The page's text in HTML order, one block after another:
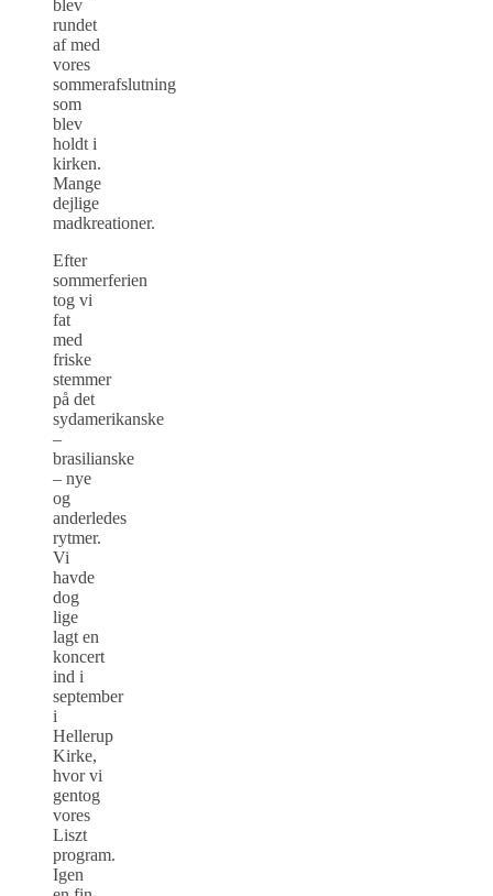
blev
rundet
af med
vores
sommerafslutning
som
blev
holdt i
kirken.
Mange
dejlige
madkreationer.
Efter
sommerferien
tog vi
fat
med
friske
stemmer
på det
sydamerikanske
–
brasilianske
– nye
og
anderledes
rytmer.
Vi
havde
dog
lige
lagt en
koncert
ind i
september
i
Hellerup
Kirke,
hvor vi
gentog
vores
Liszt
program.
Igen